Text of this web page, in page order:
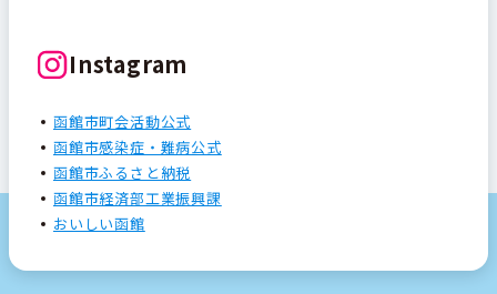
Instagram
函館市町会活動公式
函館市感染症・難病公式
函館市ふるさと納税
函館市経済部工業振興課
おいしい函館